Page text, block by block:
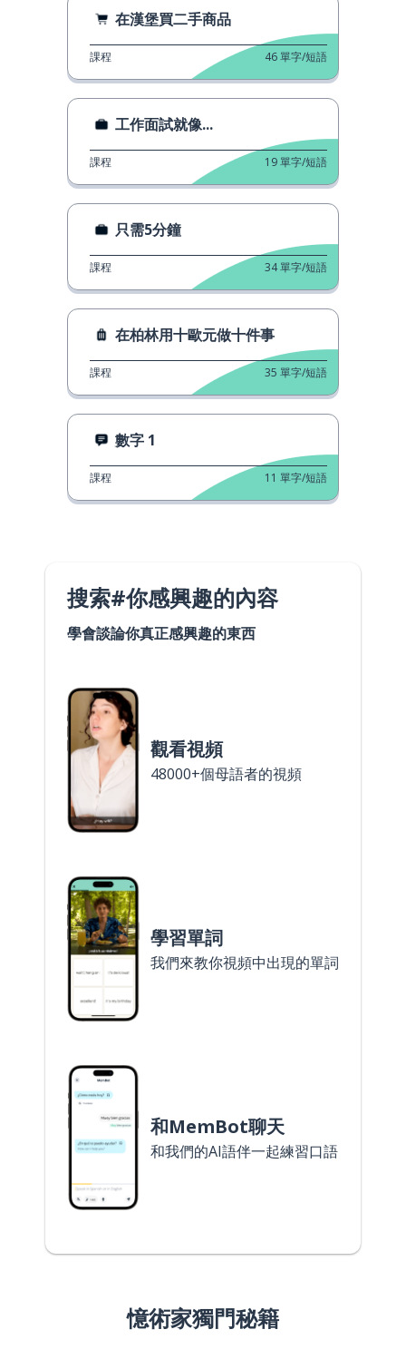
在漢堡買二手商品
課程 46單字/短語
工作面試就像...
課程 19單字/短語
只需5分鐘
課程 34單字/短語
在柏林用十歐元做十件事
課程 35 單字/短語
數字 1
課程 11 單字/短語
搜索#你感興趣的內容
學會談論你真正感興趣的東西
觀看視頻
48000+個母語者的視頻
學習單詞
我們來教你視頻中出現的單詞
和MemBot聊天
和我們的AI語伴一起練習口語
憶術家獨門秘籍